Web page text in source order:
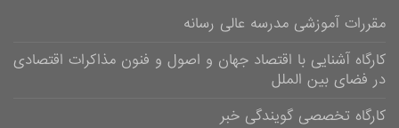
مقررات آموزشی مدرسه عالی رسانه
کارگاه آشنایی با اقتصاد جهان و اصول و فنون مذاکرات اقتصادی
در فضای بین الملل
کارگاه تخصصی گویندگی خبر